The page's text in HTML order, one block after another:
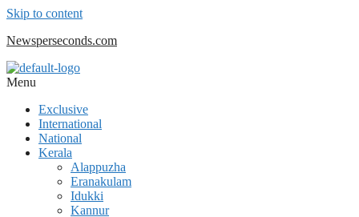
Skip to content
Newsperseconds.com
Menu
Exclusive
International
National
Kerala
Alappuzha
Eranakulam
Idukki
Kannur